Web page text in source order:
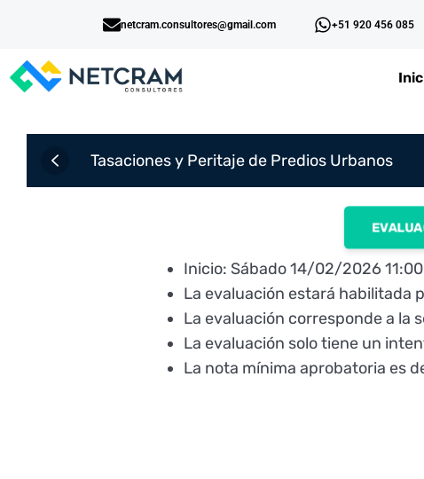
+51 920 456 085
netcram.consultores@gmail.com
Tasaciones y Peritaje de Predios Urbanos
Inicio: Sábado 14/02/2026
La evaluación estará habilitada
La evaluación corresponde a la
La evaluación solo tiene un
La nota mínima aprobatoria es